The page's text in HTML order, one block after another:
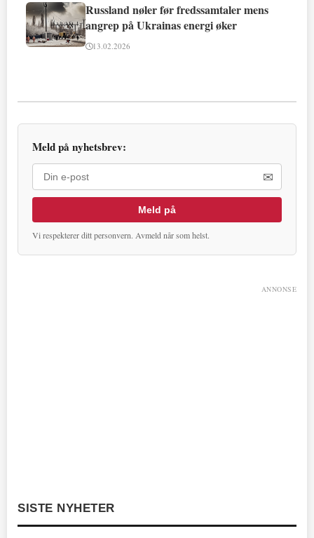
Russland nøler før fredssamtaler mens
angrep på Ukrainas energi øker
13.02.2026
Meld på nyhetsbrev:
✉
Meld på
Vi respekterer ditt personvern. Avmeld når som helst.
ANNONSE
SISTE NYHETER